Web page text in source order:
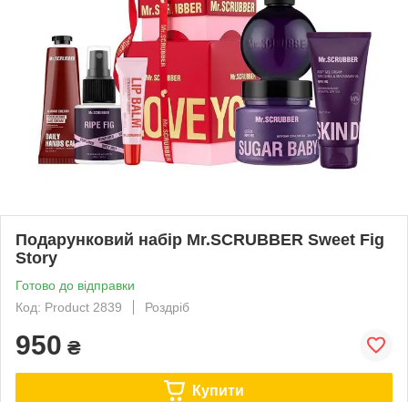
Подарунковий набір Mr.SCRUBBER Sweet Fig
Story
Готово до відправки
Код: Product 2839
Роздріб
950 ₴
Купити